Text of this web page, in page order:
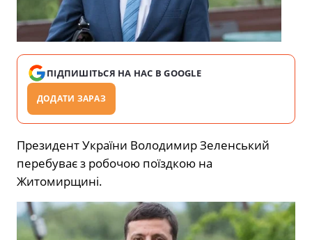
ПІДПИШІТЬСЯ НА НАС В GOOGLE
ДОДАТИ ЗАРАЗ
Президент України Володимир Зеленський
перебуває з робочою поїздкою на
Житомирщині.